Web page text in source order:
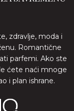
zdravlje, moda i
Romantične
parfemi. Ako ste
ćete naći mnoge
i plan ishrane.